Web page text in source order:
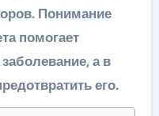
Понимание
помогает
а в
его.